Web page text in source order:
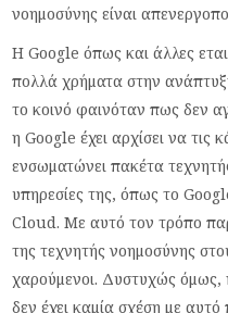
νοημοσύνης είναι
Η Google όπως και άλλες
πολλά χρήματα στην
το κοινό φαινόταν πως δεν
η Google έχει αρχίσει να τις
ενσωματώνει πακέτα
υπηρεσίες της, όπως το
Cloud. Με αυτό τον τρόπο
της τεχνητής νοημοσύνης
χαρούμενοι. Δυστυχώς όμως,
δεν έχει καμία σχέση με